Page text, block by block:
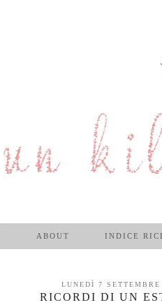
ABOUT INDICE
LUNEDÌ 7 SETTEMBRE
RICORDI DI UN